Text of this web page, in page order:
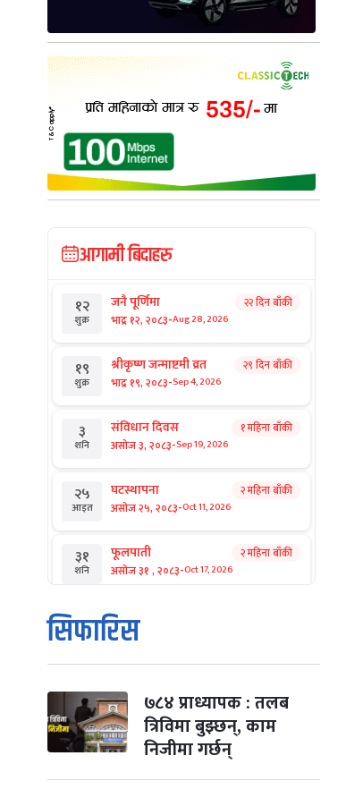
आगामी बिदाहरु
१२
शुक्र
जनै पूर्णिमा
भाद्र १२, २०८३-Aug 28, 2026
२२ दिन बाँकी
१९
शुक्र
श्रीकृष्ण जन्माष्टमी व्रत
भाद्र १९, २०८३-Sep 4, 2026
२९ दिन बाँकी
३
शनि
संविधान दिवस
असोज ३, २०८३-Sep 19, 2026
१ महिना बाँकी
२५
आइत
घटस्थापना
असोज २५, २०८३-Oct 11, 2026
२ महिना बाँकी
३१
शनि
फूलपाती
असोज ३१ , २०८३-Oct 17, 2026
२ महिना बाँकी
१
आइत
कार्तिक सङ्क्रान्ति
कार्तिक १, २०८३
मंगल कार्तिक ३, २०८३ -Oct 20, 2026
४ विजयादशमी
कार्तिक ४, २०८३-Oct 21, 2026
सिफारिस
७८४ प्राध्यापक : तलब
त्रिविमा बुझ्छन्, काम
निजीमा गर्छन्